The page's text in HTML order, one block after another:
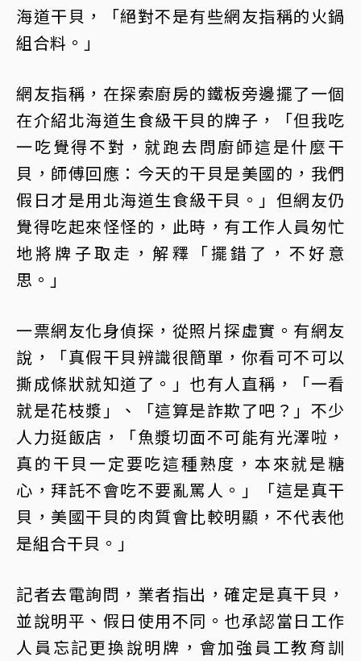
海道干貝，「絕對不是有些網友指稱的火鍋
組合料。」
網友指稱，在探索廚房的鐵板旁邊擺了一個
在介紹北海道生食級干貝的牌子，「但我吃
一吃覺得不對，就跑去問廚師這是什麼干
貝，師傅回應：今天的干貝是美國的，我們
假日才是用北海道生食級干貝。」但網友仍
覺得吃起來怪怪的，此時，有工作人員匆忙
地將牌子取走，解釋「擺錯了，不好意
思。」
一票網友化身偵探，從照片探虛實。有網友
說，「真假干貝辨識很簡單，你看可不可以
撕成條狀就知道了。」也有人直稱，「一看
就是花枝漿」、「這算是詐欺了吧？」不少
人力挺飯店，「魚漿切面不可能有光澤啦，
真的干貝一定要吃這種熟度，本來就是糖
心，拜託不會吃不要亂罵人。」「這是真干
貝，美國干貝的肉質會比較明顯，不代表他
是組合干貝。」
記者去電詢問，業者指出，確定是真干貝，
並說明平、假日使用不同。也承認當日工作
人員忘記更換說明牌，會加強員工教育訓